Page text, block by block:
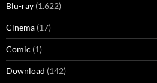
Blu-ray (1.622)
Cinema (17)
Comic (1)
Download (142)